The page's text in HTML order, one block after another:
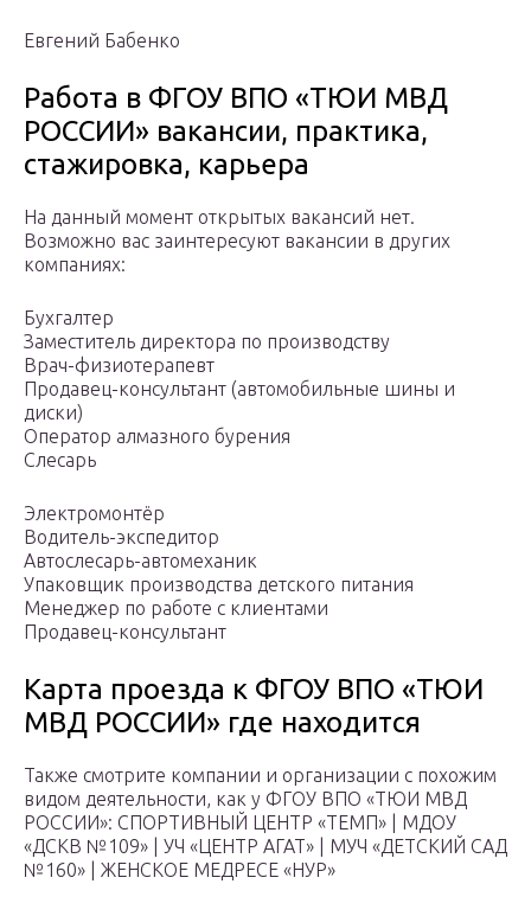
Евгений Бабенко
Работа в ФГОУ ВПО «ТЮИ МВД
РОССИИ» вакансии, практика,
стажировка, карьера
На данный момент открытых вакансий нет.
Возможно вас заинтересуют вакансии в других
компаниях:
Бухгалтер
Заместитель директора по производству
Врач-физиотерапевт
Продавец-консультант (автомобильные шины и
диски)
Оператор алмазного бурения
Слесарь
Электромонтёр
Водитель-экспедитор
Автослесарь-автомеханик
Упаковщик производства детского питания
Менеджер по работе с клиентами
Продавец-консультант
Карта проезда к ФГОУ ВПО «ТЮИ
МВД РОССИИ» где находится
Также смотрите компании и организации с похожим
видом деятельности, как у ФГОУ ВПО «ТЮИ МВД
РОССИИ»: СПОРТИВНЫЙ ЦЕНТР «ТЕМП» | МДОУ
«ДСКВ №109» | УЧ «ЦЕНТР АГАТ» | МУЧ «ДЕТСКИЙ САД
№160» | ЖЕНСКОЕ МЕДРЕСЕ «НУР»